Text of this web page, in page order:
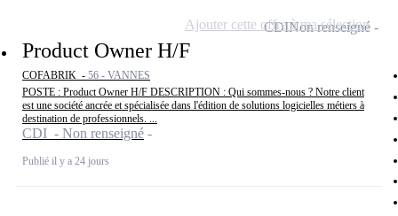
Product Owner H/F
COFABRIK - 56 - VANNES
POSTE : Product Owner H/F DESCRIPTION : Qui sommes-nous ? Notre client
est une société ancrée et spécialisée dans l'édition de solutions logicielles métiers à
destination de professionnels. ...
CDI - Non renseigné
Publié il y a 24 jours
CDINon renseigné
Ajouter cette offre à ma sélection